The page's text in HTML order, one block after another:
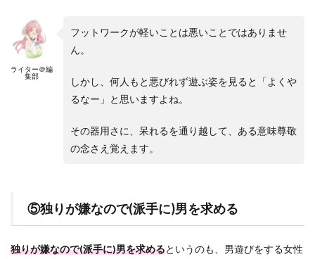
ライター＠編
集部
フットワークが軽いことは悪いことではありませ
ん。
しかし、何人もと悪びれず遊ぶ姿を見ると「よくや
るなー」と思いますよね。
その器用さに、呆れるを通り越して、ある意味尊敬
の念さえ覚えます。
⑤独りが嫌なので(派手に)男を求める
独りが嫌なので(派手に)男を求めるというのも、男遊びをする女性